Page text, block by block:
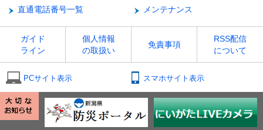
直通電話番号一覧
メンテナンス
ガイド
ライン
個人情報
の取扱い
免責事項
RSS配信
について
PCサイト表示 スマホサイト表示